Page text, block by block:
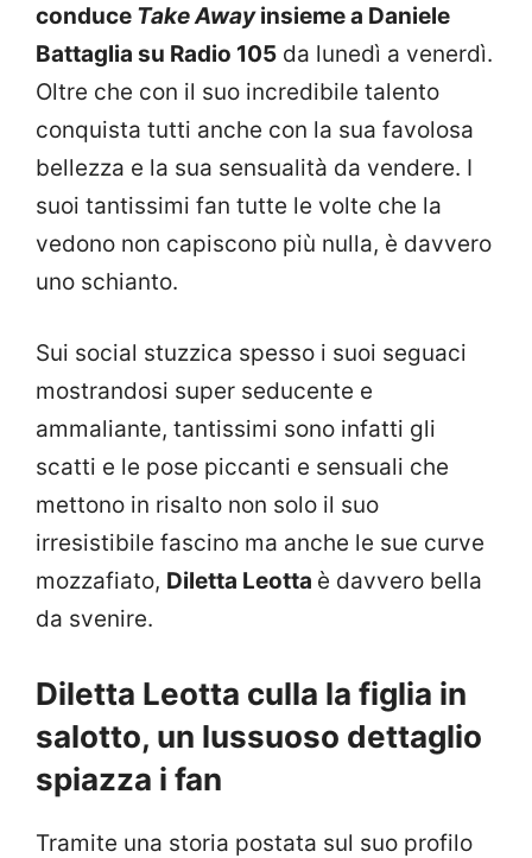
conduce Take Awayinsieme a Daniele
Battaglia su Radio 105 da lunedì a venerdì.
Oltre che con il suo incredibile talento
conquista tutti anche con la sua favolosa
bellezza e la sua sensualità da vendere. I
suoi tantissimi fan tutte le volte che la
vedono non capiscono più nulla, è davvero
uno schianto.
Sui social stuzzica spesso i suoi seguaci
mostrandosi super seducente e
ammaliante, tantissimi sono infatti gli
scatti e le pose piccanti e sensuali che
mettono in risalto non solo il suo
irresistibile fascino ma anche le sue curve
mozzafiato, Diletta Leotta è davvero bella
da svenire.
Diletta Leotta culla la figlia in
salotto, un lussuoso dettaglio
spiazza i fan
Tramite una storia postata sul suo profilo